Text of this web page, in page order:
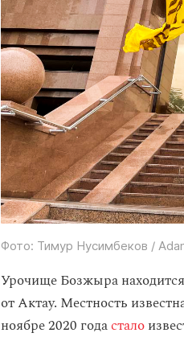
Фото: Тимур Нусимбеков /
Урочище Бозжыра находится
от Актау. Местность
ноябре 2020 годастало